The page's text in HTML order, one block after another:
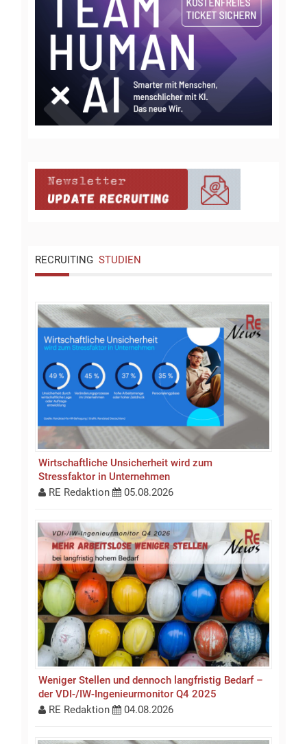
RECRUITING STUDIEN
Wirtschaftliche Unsicherheit wird zum
Stressfaktor in Unternehmen
RE Redaktion
05.08.2026
Weniger Stellen und dennoch langfristig Bedarf –
der VDI-/IW-Ingenieurmonitor Q4 2025
RE Redaktion
04.08.2026